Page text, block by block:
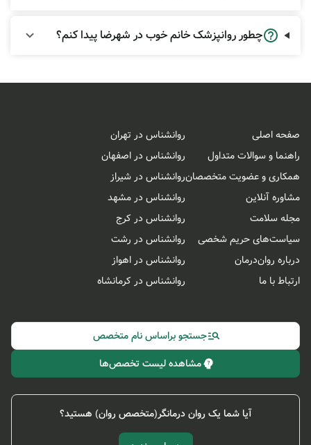
چطور روانپزشک خانم خوب در شهرضا پیدا کنم؟
صفحه اصلی
راهنما و سوالات متداول
همکاری و عضویت متخصصان
مشاوره آنلاین
مجله سلامت
سیاست‌های حریم شخصی
درباره روان‌درمان
ارتباط با ما
روانشناس در تهران
روانشناس در اصفهان
روانشناس در شیراز
روانشناس در مشهد
روانشناس در کرج
روانشناس در رشت
روانشناس در اهواز
روانشناس در کرمانشاه
جستجو براساس نام متخصص
مشاهده لیست تخصص‌ها
آیا شما یک روان درمانگر(متخصص روان) هستید؟